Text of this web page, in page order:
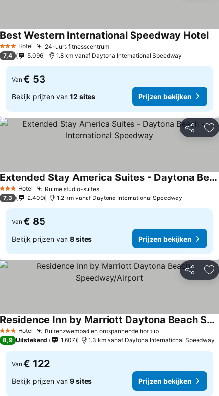
3 SterrenHotel 24-uurs fitnesscentrumPrijzen bekijken
Best Western International Speedway Hotel
7,4 5.096 1.8 km vanaf Daytona International Speedway
Van € 53
Bekijk prijzen van 12 sites Prijzen bekijken
Delen
3 SterrenHotel Ruime studio-suitesPrijzen bekijken
Extended Stay America Suites - Daytona Beach - International Speedway
Prijzen bekijken
7,3 2.409 1.2 km vanaf Daytona International Speedway
Van € 85
Bekijk prijzen van 8 sites Prijzen bekijken
Delen
3 SterrenHotel Buitenzwembad en ontspannende hot tubPrijzen bekijken
Residence Inn by Marriott Daytona Beach Speedway/Airport
Prijzen bekijken
8,9 Uitstekend 1.607 1.3 km vanaf Daytona International Speedway
Van € 122
Bekijk prijzen van 9 sites Prijzen bekijken